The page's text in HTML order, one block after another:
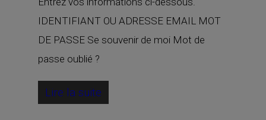
IDENTIFIANT OU ADRESSE EMAIL MOT
DE PASSE Se souvenir de moi Mot de
passe oublié ?
Lire la suite